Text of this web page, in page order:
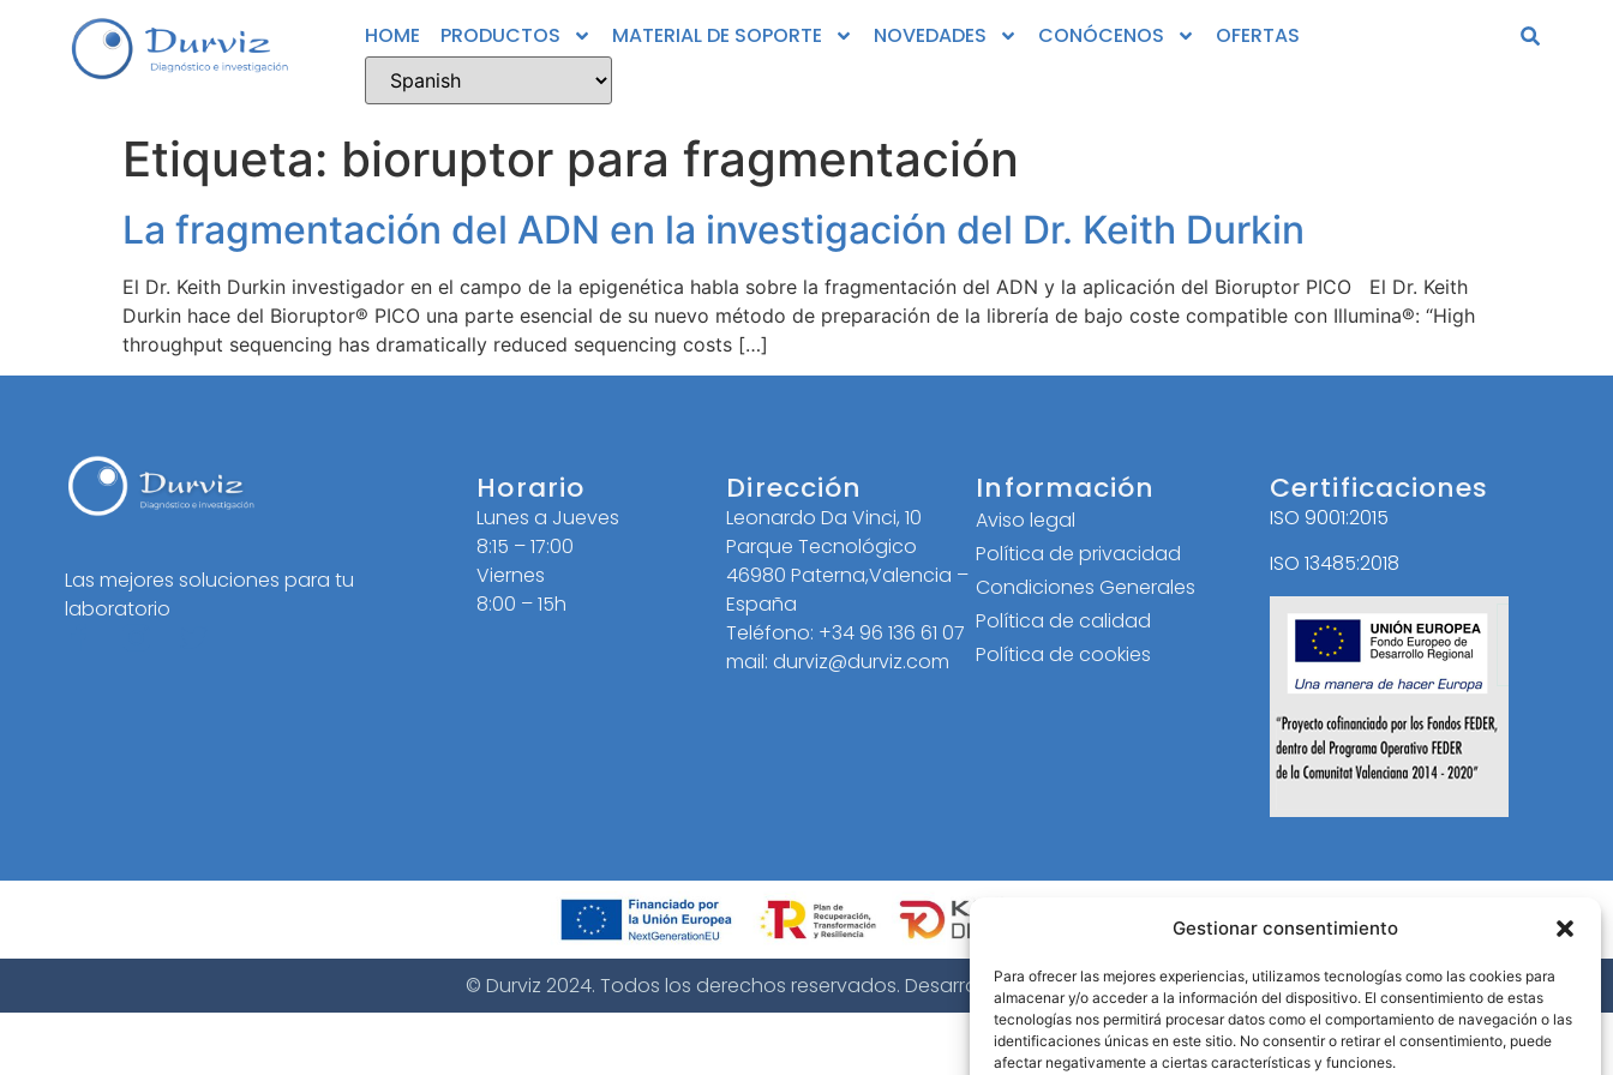
Gestionar consentimiento
Para ofrecer las mejores experiencias, utilizamos tecnologías como las cookies para
almacenar y/o acceder a la información del dispositivo. El consentimiento de estas
tecnologías nos permitirá procesar datos como el comportamiento de navegación o las
identificaciones únicas en este sitio. No consentir o retirar el consentimiento, puede
afectar negativamente a ciertas características y funciones.
HOME PRODUCTOS MATERIAL DE SOPORTE NOVEDADES CONÓCENOS OFERTAS
Etiqueta: bioruptor para fragmentación
La fragmentación del ADN en la investigación del Dr. Keith Durkin
El Dr. Keith Durkin investigador en el campo de la epigenética habla sobre la fragmentación del ADN y la aplicación del Bioruptor PICO El Dr. Keith
Durkin hace del Bioruptor® PICO una parte esencial de su nuevo método de preparación de la librería de bajo coste compatible con Illumina®: “High
throughput sequencing has dramatically reduced sequencing costs […]
Las mejores soluciones para tu
laboratorio
Horario
Lunes a Jueves
8:15 – 17:00
Viernes
8:00 – 15h
Dirección
Leonardo Da Vinci, 10
Parque Tecnológico
46980 Paterna,Valencia –
España
Teléfono: +34 96 136 61 07
mail: durviz@durviz.com
Información
Aviso legal
Política de privacidad
Condiciones Generales
Política de calidad
Política de cookies
Certificaciones
ISO 9001:2015
ISO 13485:2018
© Durviz 2024. Todos los derechos reservados. Desarrollo webB2B Activa.